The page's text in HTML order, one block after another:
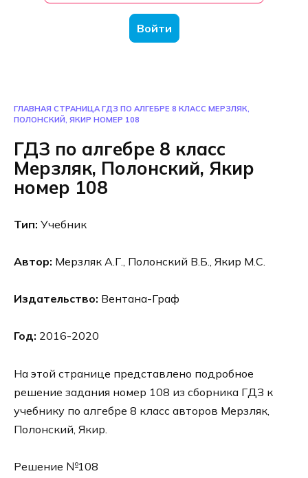
Войти
ГЛАВНАЯ СТРАНИЦА ГДЗ ПО АЛГЕБРЕ 8 КЛАСС МЕРЗЛЯК,
ПОЛОНСКИЙ, ЯКИР НОМЕР 108
ГДЗ по алгебре 8 класс
Мерзляк, Полонский, Якир
номер 108
Тип: Учебник
Автор: Мерзляк А.Г., Полонский В.Б., Якир М.С.
Издательство: Вентана-Граф
Год: 2016-2020
На этой странице представлено подробное
решение задания номер 108 из сборника ГДЗ к
учебнику по алгебре 8 класс авторов Мерзляк,
Полонский, Якир.
Решение №108